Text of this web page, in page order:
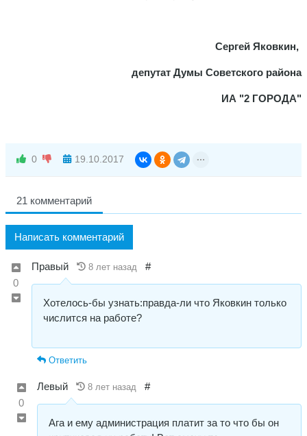
Сергей Яковкин,
депутат Думы Советского района
ИА "2 ГОРОДА"
0 19.10.2017
21 комментарий
Написать комментарий
0
Правый 8 лет назад #
Хотелось-бы узнать:правда-ли что Яковкин только
числится на работе?
Ответить
0
Левый 8 лет назад #
Ага и ему администрация платит за то что бы он